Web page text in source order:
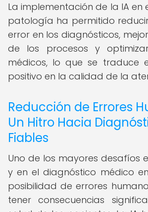
La implementación de la IA
patología ha permitido
error en los diagnósticos,
de los procesos y
médicos, lo que se traduce
positivo en la calidad de la
Reducción de Errores
Un Hitro Hacia
Fiables
Uno de los mayores desafíos
y en el diagnóstico médico
posibilidad de errores
tener consecuencias